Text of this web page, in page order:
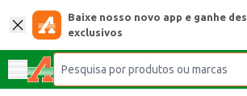
Baixe nosso novo app e ganhe
exclusivos